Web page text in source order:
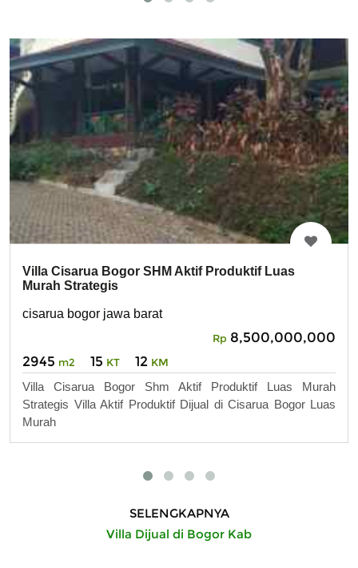
Villa Cisarua Bogor SHM Aktif Produktif Luas
Murah Strategis
cisarua bogor jawa barat
Rp 8,500,000,000
2945 m2 15 KT 12 KM
Villa Cisarua Bogor Shm Aktif Produktif Luas Murah
Strategis Villa Aktif Produktif Dijual di Cisarua Bogor Luas
Murah
SELENGKAPNYA
Villa Dijual di Bogor Kab